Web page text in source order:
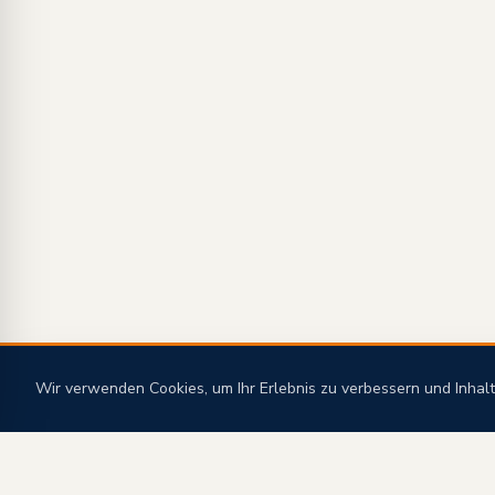
Wir verwenden Cookies, um Ihr Erlebnis zu verbessern und